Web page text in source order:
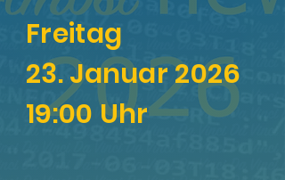
Freitag
23. Januar 2026
19:00 Uhr